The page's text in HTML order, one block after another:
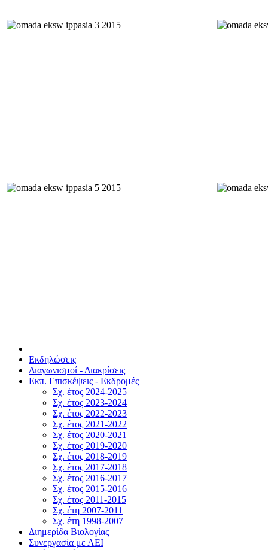
Εκδηλώσεις
Διαγωνισμοί - Διακρίσεις
Εκπ. Επισκέψεις - Εκδρομές
Σχ. έτος 2024-2025
Σχ. έτος 2023-2024
Σχ. έτος 2022-2023
Σχ. έτος 2021-2022
Σχ. έτος 2020-2021
Σχ. έτος 2019-2020
Σχ. έτος 2018-2019
Σχ. έτος 2017-2018
Σχ. έτος 2016-2017
Σχ. έτος 2015-2016
Σχ. έτος 2011-2015
Σχ. έτη 2007-2011
Σχ. έτη 1998-2007
Διημερίδα Βιολογίας
Συνεργασία με ΑΕΙ